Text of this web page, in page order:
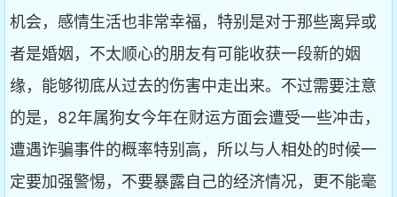
机会，感情生活也非常幸福，特别是对于那些离异或
者是婚姻，不太顺心的朋友有可能收获一段新的姻
缘，能够彻底从过去的伤害中走出来。不过需要注意
的是，82年属狗女今年在财运方面会遭受一些冲击，
遭遇诈骗事件的概率特别高，所以与人相处的时候一
定要加强警惕，不要暴露自己的经济情况，更不能毫